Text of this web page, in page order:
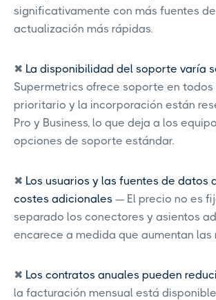
significativamente con más fuentes
actualización más rápidas.
✖ La disponibilidad del soporte varía
Supermetrics ofrece soporte en
prioritario y la incorporación están
Pro y Business, lo que deja a los
opciones de soporte estándar.
✖ Los usuarios y las fuentes de datos
costes adicionales — El precio no es
separado los conectores y asientos
encarece a medida que aumentan las
✖ Los contratos anuales pueden
la facturación mensual está